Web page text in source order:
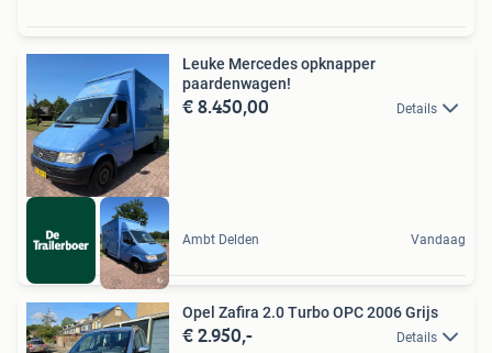
Leuke Mercedes opknapper
paardenwagen!
€ 8.450,00 Details
Ambt Delden Vandaag
Opel Zafira 2.0 Turbo OPC 2006 Grijs
€ 2.950,- Details